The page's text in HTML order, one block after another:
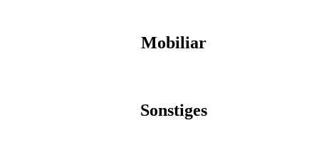
Mobiliar
Sonstiges